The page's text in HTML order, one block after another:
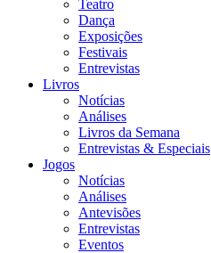
Teatro
Dança
Exposições
Festivais
Entrevistas
Livros
Notícias
Análises
Livros da Semana
Entrevistas & Especiais
Jogos
Notícias
Análises
Antevisões
Entrevistas
Eventos